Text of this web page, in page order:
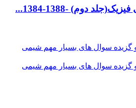
دوم) -1388-1384...